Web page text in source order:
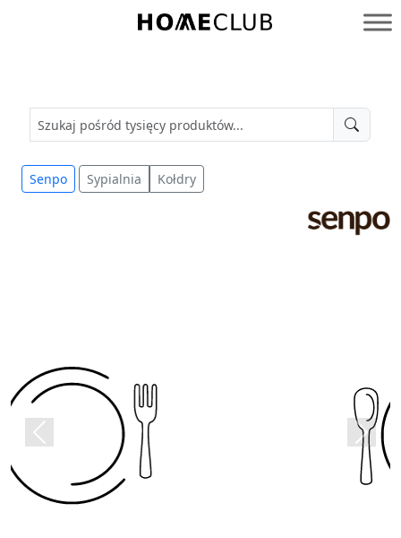
Homeclub
Senpo Sypialnia Kołdry
Previous Next